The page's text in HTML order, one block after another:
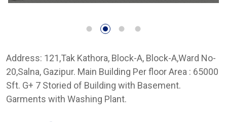
Address: 121,Tak Kathora, Block-A, Block-A,Ward No-
20,Salna, Gazipur. Main Building Per floor Area : 65000
Sft. G+ 7 Storied of Building with Basement.
Garments with Washing Plant.